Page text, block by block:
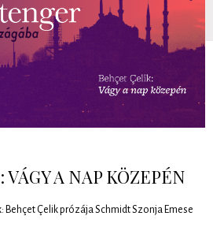
A NAP KÖZEPÉN
Çelik prózája Schmidt Szonja Emese